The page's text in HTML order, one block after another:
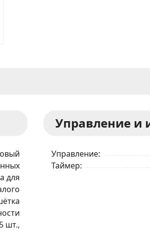
для
шт.,
Управление и
Управление
Таймер